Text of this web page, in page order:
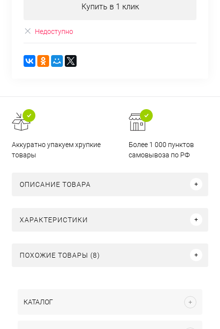
Купить в 1 клик
Недоступно
Аккуратно упакуем хрупкие
товары
Более 1 000 пунктов
самовывоза по РФ
ОПИСАНИЕ ТОВАРА
ХАРАКТЕРИСТИКИ
ПОХОЖИЕ ТОВАРЫ (8)
КАТАЛОГ